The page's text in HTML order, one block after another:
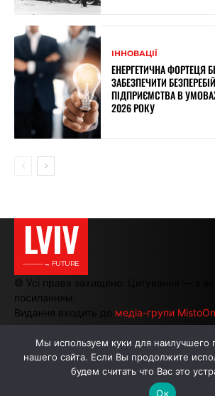
ІННОВАЦІЇ
ЕНЕРГЕТИЧНА ФОРТЕЦЯ
ЗАБЕЗПЕЧИТИ
ПІДПРИЄМСТВА В
2026 РОКУ
LVIV
———→ FUTURE
© Усі права захищено. Цитування — з
посиланням.
Видання входить до медіа-групи
АВТОРИ
Мы используем куки для наилучшего
нашего сайта. Если Вы продолжите
будем считать что Вас это
Ок